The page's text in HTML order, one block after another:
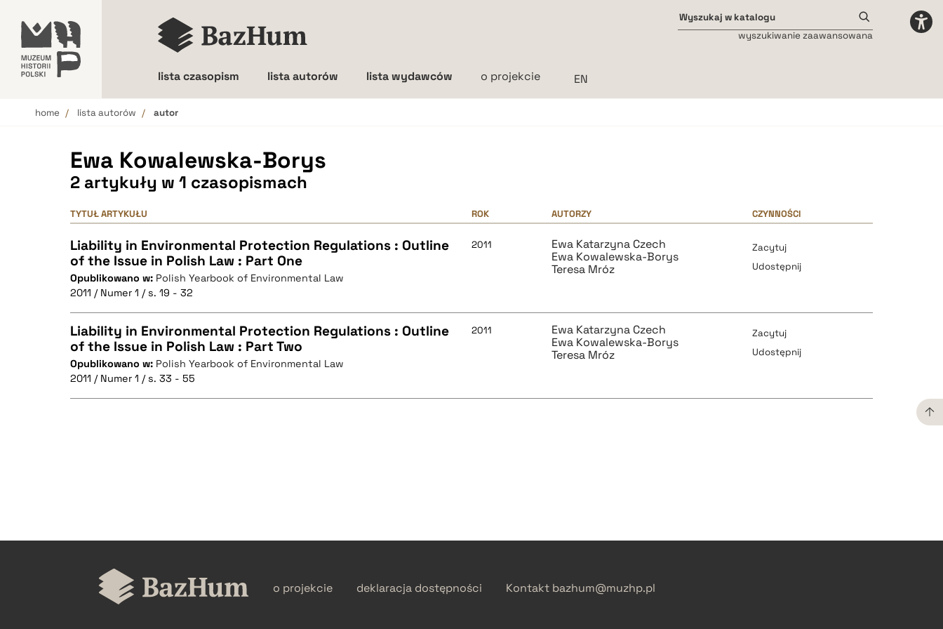
lista czasopism lista autorów lista wydawców o projekcie
wyszukiwanie zaawansowana
home lista autorów autor
Ewa Kowalewska-Borys
2 artykuły w 1 czasopismach
TYTUŁ ARTYKUŁU ROK AUTORZY CZYNNOŚCI
Liability in Environmental Protection Regulations : Outline
of the Issue in Polish Law : Part One
Opublikowano w: Polish Yearbook of Environmental Law
2011 / Numer 1 / s. 19 - 32
2011
Ewa Katarzyna Czech
Ewa Kowalewska-Borys
Teresa Mróz
Zacytuj
Udostępnij
CZYSTY TEKST
pobierz cytat
Liability in Environmental Protection Regulations : Outline
of the Issue in Polish Law : Part Two
Opublikowano w: Polish Yearbook of Environmental Law
2011 / Numer 1 / s. 33 - 55
2011
Ewa Katarzyna Czech
Ewa Kowalewska-Borys
Teresa Mróz
Zacytuj
Udostępnij
o projekcie deklaracja dostępności Kontakt bazhum@muzhp.pl